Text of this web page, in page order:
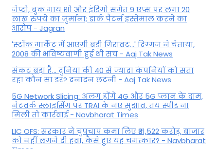
जेप्टो, बुक माय शो और इंडिगो समेत 9 एप्स पर लगा 20
लाख रुपये का जुर्माना; डार्क पैटर्न इस्तेमाल करने का
आरोप - Jagran
'स्‍टॉक मार्केट में आएगी बड़ी गिरावट...' दिग्‍गज ने चेताया,
2008 की भविष्यवाणी हुई थी सच - Aaj Tak News
संकट बड़ा है... दुनिया की 40 से ज्यादा कंपनियों को सता
रहा कौन सा डर? दनादन छंटनी - Aaj Tak News
5G Network Slicing: अलग होंगे 4G और 5G प्लान के दाम,
नेटवर्क स्लाइसिंग पर TRAI के नए सुझाव, तय स्पीड ना
मिली तो कार्रवाई - Navbharat Times
LIC OFS: सरकार ने चुपचाप कमा लिए ₹31,522 करोड़, बाजार
को नहीं लगने दी हवा, कैसे हुए यह चमत्कार? - Navbharat